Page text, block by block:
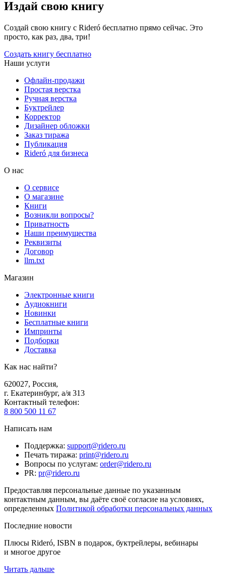
Издай свою книгу
Создай свою книгу с Rideró бесплатно прямо сейчас. Это
просто, как раз, два, три!
Создать книгу бесплатно
Наши услуги
Офлайн-продажи
Простая верстка
Ручная верстка
Буктрейлер
Корректор
Дизайнер обложки
Заказ тиража
Публикация
Rideró для бизнеса
О нас
О сервисе
О магазине
Книги
Возникли вопросы?
Приватность
Наши преимущества
Реквизиты
Договор
llm.txt
Магазин
Электронные книги
Аудиокниги
Новинки
Бесплатные книги
Импринты
Подборки
Доставка
Как нас найти?
620027, Россия,
г. Екатеринбург, а/я 313
Контактный телефон:
8 800 500 11 67
Написать нам
Поддержка: support@ridero.ru
Печать тиража: print@ridero.ru
Вопросы по услугам: order@ridero.ru
PR: pr@ridero.ru
Предоставляя персональные данные по указанным
контактным данным, вы даёте своё согласие на условиях,
определенных Политикой обработки персональных данных
Последние новости
Плюсы Rideró, ISBN в подарок, буктрейлеры, вебинары
и многое другое
Читать дальше